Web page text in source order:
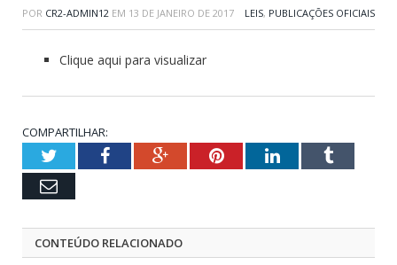
POR CR2-ADMIN12 EM 13 DE JANEIRO DE 2017 LEIS, PUBLICAÇÕES OFICIAIS
Clique aqui para visualizar
COMPARTILHAR:
TwitterFacebookGoogle+PinterestLinkedInTumblr
Email
CONTEÚDO RELACIONADO